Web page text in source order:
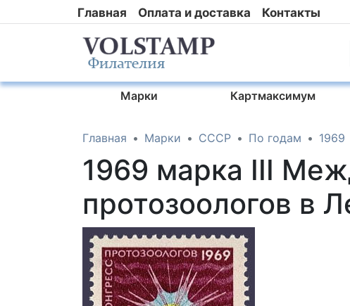
Главная Оплата и доставка Контакты
Марки Картмаксимум
Главная Марки СССР По годам 1969
1969 марка III
протозоологов в